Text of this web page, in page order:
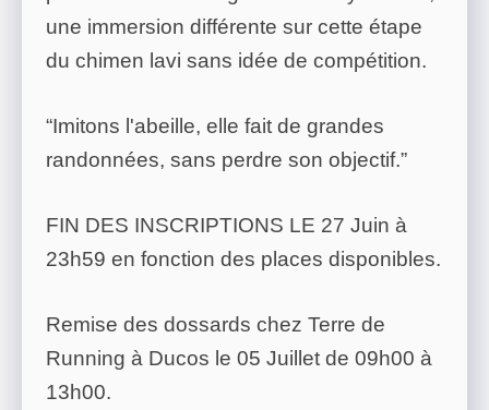
une immersion différente sur cette étape
du chimen lavi sans idée de compétition.
“Imitons l'abeille, elle fait de grandes
randonnées, sans perdre son objectif.”
FIN DES INSCRIPTIONS LE 27 Juin à
23h59 en fonction des places disponibles.
Remise des dossards chez Terre de
Running à Ducos le 05 Juillet de 09h00 à
13h00.